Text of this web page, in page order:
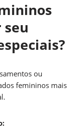
ou
femininos mais